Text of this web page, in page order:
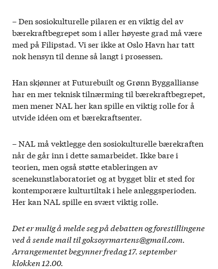
– Den sosiokulturelle pilaren er en viktig del av
bærekraftbegrepet som i aller høyeste grad må være
med på Filipstad. Vi ser ikke at Oslo Havn har tatt
nok hensyn til denne så langt i prosessen.
Han skjønner at Futurebuilt og Grønn Byggallianse
har en mer teknisk tilnærming til bærekraftbegrepet,
men mener NAL her kan spille en viktig rolle for å
utvide idéen om et bærekraftsenter.
– NAL må vektlegge den sosiokulturelle bærekraften
når de går inn i dette samarbeidet. Ikke bare i
teorien, men også støtte etableringen av
scenekunstlaboratoriet og at bygget blir et sted for
kontemporære kulturtiltak i hele anleggsperioden.
Her kan NAL spille en svært viktig rolle.
Det er mulig å melde seg på debatten og forestillingene
ved å sende mail til goksoyrmartens@gmail.com.
Arrangementet begynner fredag 17. september
klokken 12.00.